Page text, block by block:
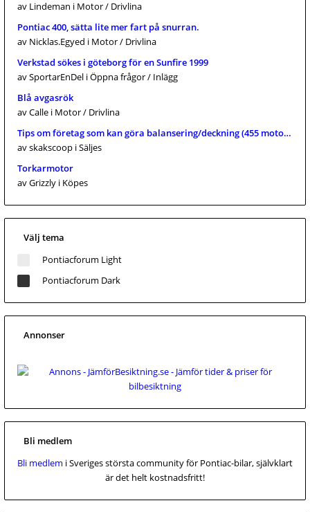
av Lindeman i Motor / Drivlina
Pontiac 400, sätta lite mer fart på snurran.
av Nicklas.Egyed i Motor / Drivlina
Verkstad sökes i göteborg för en Sunfire 1999
av SportarEnDel i Öppna frågor / Inlägg
Blå avgasrök
av Calle i Motor / Drivlina
Tips om företag som kan göra balansering/deckning (455
av skakscoop i Säljes
Torkarmotor
av Grizzly i Köpes
Välj tema
Pontiacforum Light
Pontiacforum Dark
Annonser
Bli medlem
Bli medlem i Sveriges största community för Pontiac-bilar, självklart
är det helt kostnadsfritt!